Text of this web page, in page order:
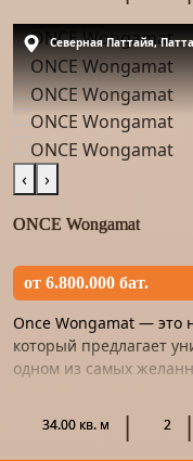
Северная Паттайя,
‹ ›
ONCE Wongamat
от 6.800.000 бат.
Once Wongamat — это
который предлагает
одном из самых
этот проект станет не т...
34.00 кв. м 2